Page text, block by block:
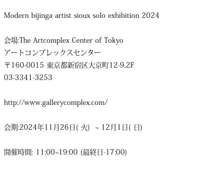
Modern bijinga artist sioux solo exhibition 2024
会場:The Artcomplex Center of Tokyo
アートコンプレックスセンター
〒160-0015 東京都新宿区大京町12-9,2F
03-3341-3253
http://www.gallerycomplex.com/
会期:2024年11月26日( 火) ~ 12月1日( 日)
開催時間: 11:00~19:00 (最終日-17:00)